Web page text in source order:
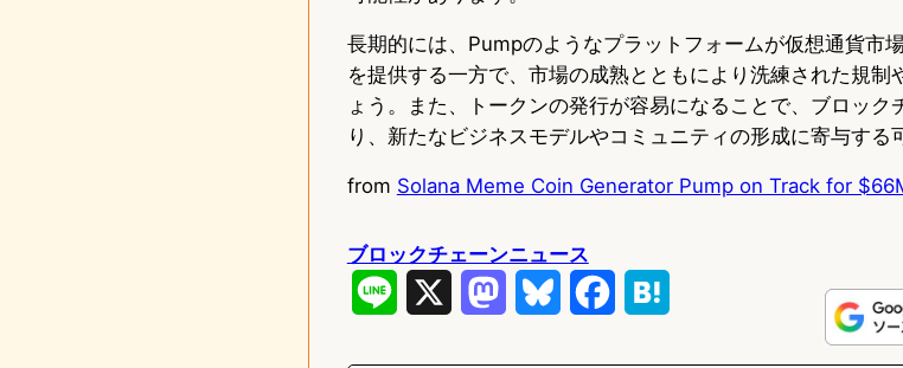
長期的には、Pumpのようなプラットフォームが仮想通貨市
を提供する一方で、市場の成熟とともにより洗練された規制
ょう。また、トークンの発行が容易になることで、ブロッ
り、新たなビジネスモデルやコミュニティの形成に寄与する
from Solana Meme Coin Generator Pump on Track for
ブロックチェーンニュース